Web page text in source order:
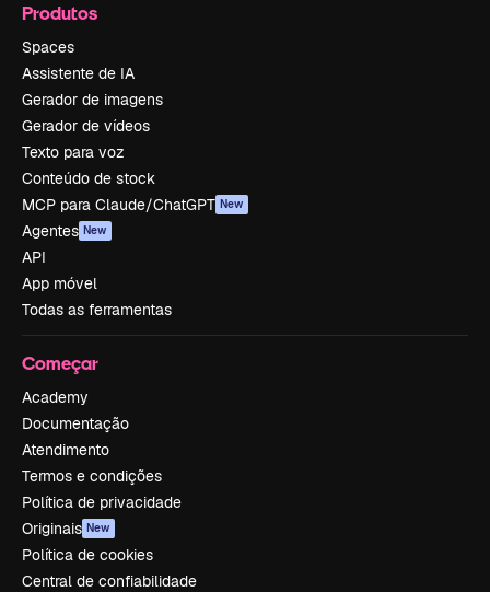
Produtos
Spaces
Assistente de IA
Gerador de imagens
Gerador de vídeos
Texto para voz
Conteúdo de stock
MCP para Claude/ChatGPT New
Agentes New
API
App móvel
Todas as ferramentas
Começar
Academy
Documentação
Atendimento
Termos e condições
Política de privacidade
Originais New
Política de cookies
Central de confiabilidade